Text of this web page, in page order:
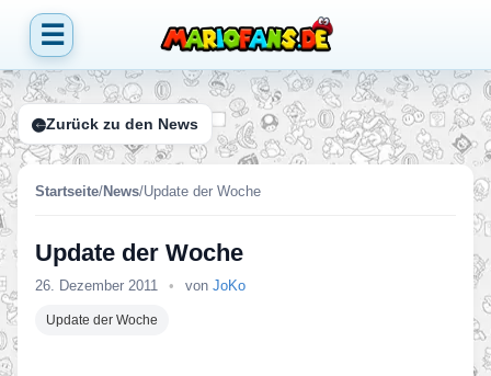
☰
Zurück zu den News
Startseite/News/Update der Woche
Update der Woche
26. Dezember 2011 • von JoKo
Update der Woche